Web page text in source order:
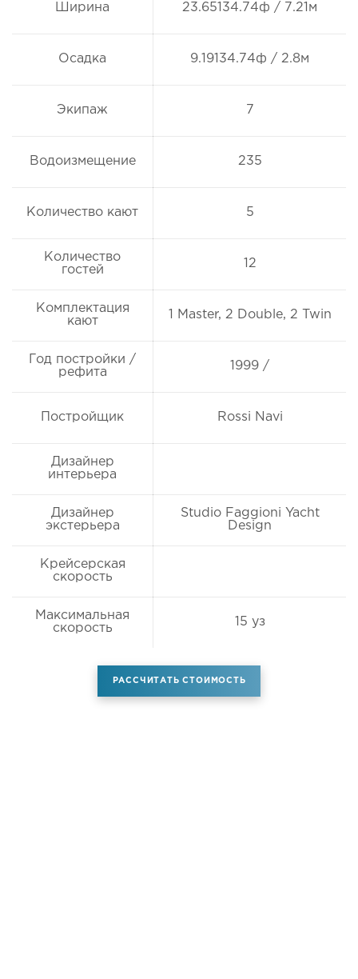
Ширина 23.65134.74ф / 7.21м
Осадка 9.19134.74ф / 2.8м
Экипаж 7
Водоизмещение 235
Количество кают 5
Количество
гостей
12
Комплектация
кают
1 Master, 2 Double, 2 Twin
Год постройки /
рефита
1999 /
Постройщик Rossi Navi
Дизайнер
интерьера
Дизайнер
экстерьера
Studio Faggioni Yacht
Design
Крейсерская
скорость
Максимальная
скорость
15 уз
РАССЧИТАТЬ СТОИМОСТЬ